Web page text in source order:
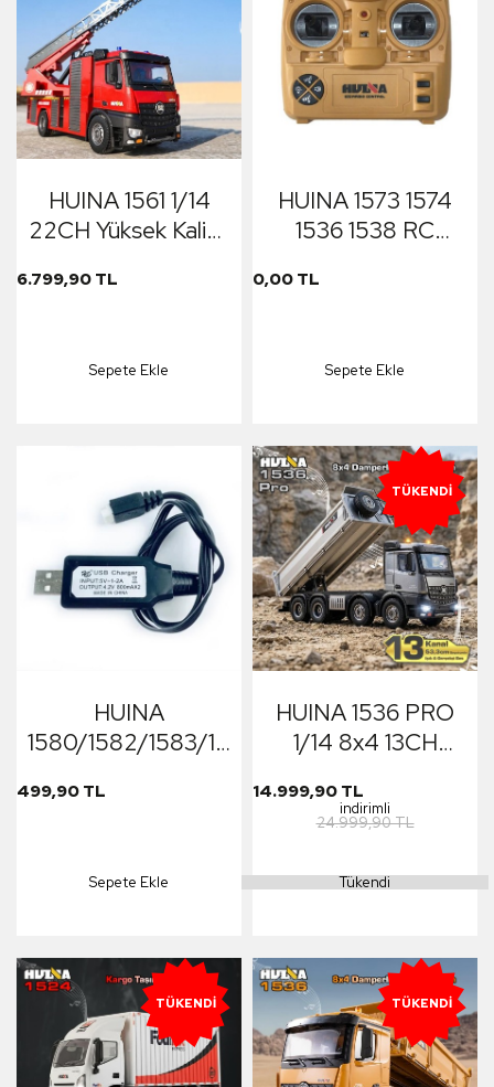
HUINA 1561 1/14
22CH Yüksek Kalite
Kumandalı
Kamyonu İş
Full Fonksiyon
Sesli&Işıklı
6.799,90 TL
Sepete Ekle
HUINA 1573 1574
1536 1538 RC
için Kumanda
0,00 TL
Sepete Ekle
HUINA
1580/1582/1583/1594/1593/1592/1569
Makineleri İçin
499,90 TL
Sepete Ekle
TÜKENDI
HUINA 1536 PRO
1/14 8x4 13CH
Uzaktan Kumandalı
İş Makinesi Metal
İnşaat Aracı Dump
14.999,90 TL
indirimli
24.999,90 TL
Tükendi
TÜKENDI TÜKENDI